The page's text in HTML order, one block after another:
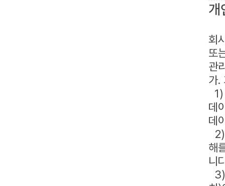
개
회
또
관
가.
데
데
해
니